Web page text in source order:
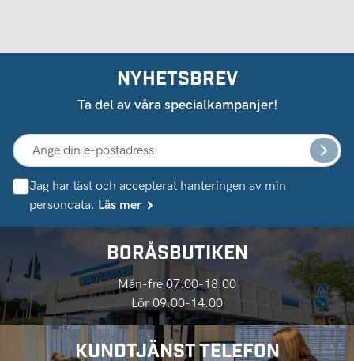
NYHETSBREV
Ta del av våra specialkampanjer!
Jag har läst och accepterat hanteringen av min
persondata. Läs mer
BORÅSBUTIKEN
Mån-fre 07.00-18.00
Lör 09.00-14.00
KUNDTJÄNST TELEFON